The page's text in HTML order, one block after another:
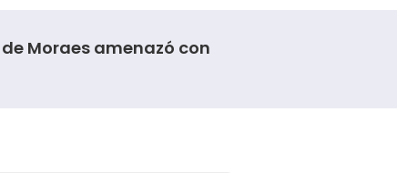
Moraes amenazó con